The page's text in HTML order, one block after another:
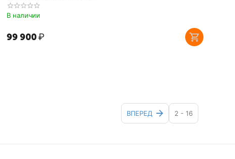
В наличии
99 900₽
ВПЕРЕД 2 - 16